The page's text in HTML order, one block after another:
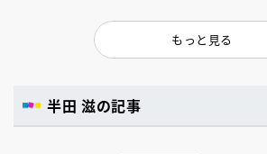
もっと見る
半田 滋の記事